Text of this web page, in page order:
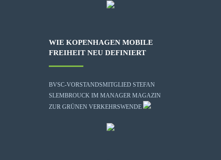
WIE KOPENHAGEN MOBILE
FREIHEIT NEU DEFINIERT
BVSC-VORSTANDSMITGLIED STEFAN
SLEMBROUCK IM MANAGER MAGAZIN
ZUR GRÜNEN VERKEHRSWENDE